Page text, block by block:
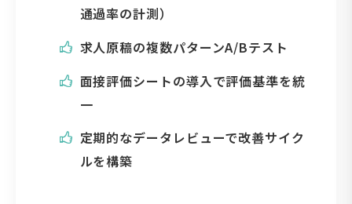
通過率の計測）
求人原稿の複数パターンA/Bテスト
面接評価シートの導入で評価基準を統
一
定期的なデータレビューで改善サイク
ルを構築